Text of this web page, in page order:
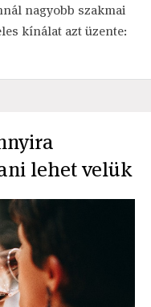
nagyobb szakmai
kínálat azt üzente:
lehet velük